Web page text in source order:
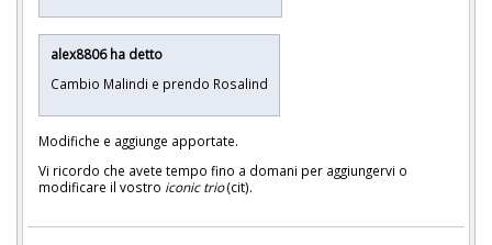
alex8806 ha detto
Cambio Malindi e prendo Rosalind
Modifiche e aggiunge apportate.
Vi ricordo che avete tempo fino a domani per aggiungervi o
modificare il vostro iconic trio(cit).